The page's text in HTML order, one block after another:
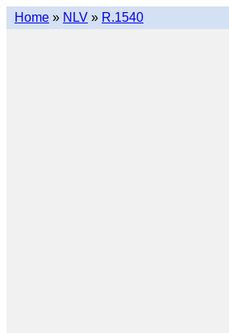
Home » NLV » R.1540